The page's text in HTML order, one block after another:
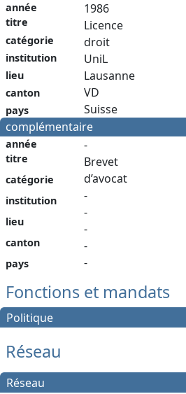
année
titre
catégorie
institution
lieu
canton
pays
1986
Licence
droit
UniL
Lausanne
VD
Suisse
complémentaire
année
titre
catégorie
institution
lieu
canton
pays
-
Brevet
d’avocat
-
-
-
-
-
Fonctions et mandats
Politique
Réseau
Réseau